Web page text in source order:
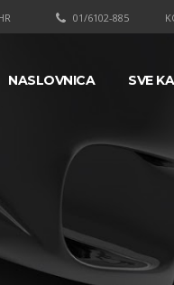
01/6102-885
NASLOVNICA SVE